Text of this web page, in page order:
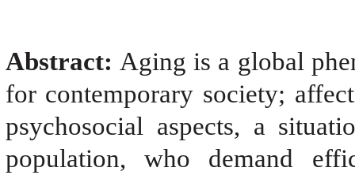
Abstract: Aging is a global
for contemporary society;
psychosocial aspects, a
population, who demand